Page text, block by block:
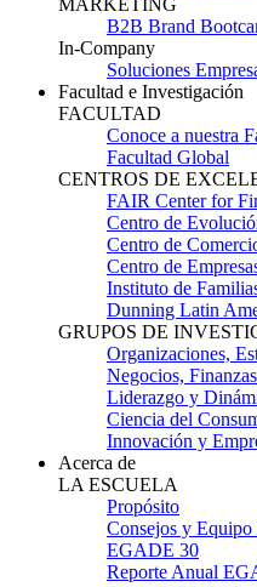
MARKETING
B2B Brand
In-Company
Soluciones
Facultad e Investigación
FACULTAD
Conoce a nuestra
Facultad Global
CENTROS DE
FAIR Center for
Centro de
Centro de
Centro de
Instituto de
Dunning Latin
GRUPOS DE
Organizaciones,
Negocios,
Liderazgo y
Ciencia del
Innovación y
Acerca de
LA ESCUELA
Propósito
Consejos y
EGADE 30
Reporte Anual